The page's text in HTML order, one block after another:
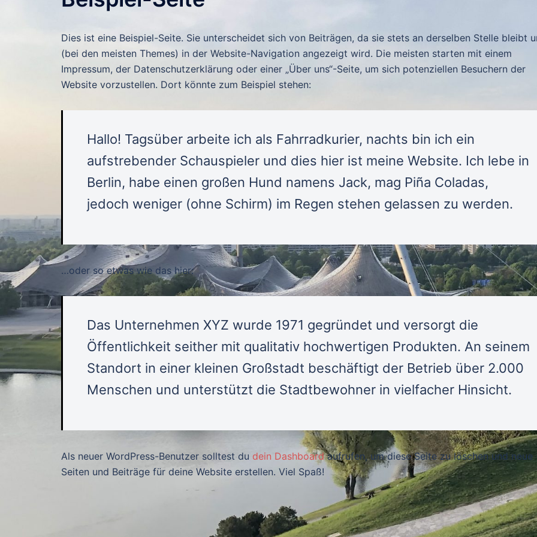
Dies ist eine Beispiel-Seite. Sie unterscheidet sich von Beiträgen, da sie stets an derselben Stelle bleibt
(bei den meisten Themes) in der Website-Navigation angezeigt wird. Die meisten starten mit einem
Impressum, der Datenschutzerklärung oder einer „Über uns“-Seite, um sich potenziellen Besuchern der
Website vorzustellen. Dort könnte zum Beispiel stehen:
Hallo! Tagsüber arbeite ich als Fahrradkurier, nachts bin ich ein
aufstrebender Schauspieler und dies hier ist meine Website. Ich lebe in
Berlin, habe einen großen Hund namens Jack, mag Piña Coladas,
jedoch weniger (ohne Schirm) im Regen stehen gelassen zu werden.
…oder so etwas wie das hier:
Das Unternehmen XYZ wurde 1971 gegründet und versorgt die
Öffentlichkeit seither mit qualitativ hochwertigen Produkten. An seinem
Standort in einer kleinen Großstadt beschäftigt der Betrieb über 2.000
Menschen und unterstützt die Stadtbewohner in vielfacher Hinsicht.
Als neuer WordPress-Benutzer solltest du dein Dashboardaufrufen, um diese Seite zu löschen und neue
Seiten und Beiträge für deine Website erstellen. Viel Spaß!